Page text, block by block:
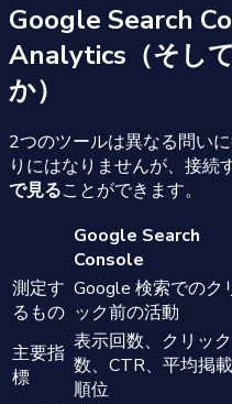
Google Search
Analytics（そし
か）
2つのツールは異なる問い
りにはなりませんが、接続
で見ることができます。
Google Search
Console
測定す
るもの
Google 検索でのク
ック前の活動
主要指
標
表示回数、クリック
数、CTR、平均掲載
順位